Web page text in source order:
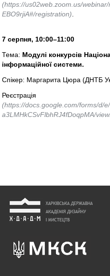
(https://us02web.zoom.us/
EBO9rjiA#/registration)
7 серпня, 10:00–11:00
Тема: Модулі конкурсів
інформаційної системи.
Спікер: Маргарита Цюра (ДНТБ
Реєстрація
(https://docs.google.com/forms/d/
a3LMHkCSvFlbhRJ4fDoqpMA/